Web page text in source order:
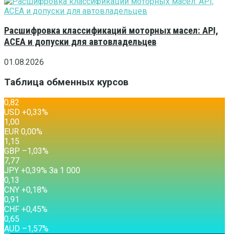
Расшифровка классификаций моторных масел: API,
ACEA и допуски для автовладельцев
01.08.2026
Таблица обменных курсов
0,82
USD +0,33%
1,00
EUR 0,00%
1,15
GBP –1,03%
7,77
JPY +0,39% За 1 000
0,13
CNY +0,18%
0,91
CHF +0,45%
0,65
AUD –1,57%